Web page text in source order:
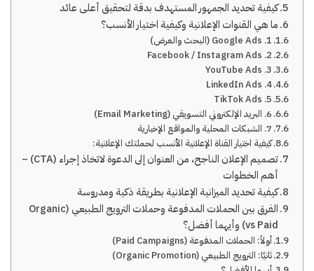
كيفية تحديد الجمهور المستهدف بدقة لتحقيق أعلى عائد
ما هي القنوات الإعلانية وكيفية اختيار الأنسب؟
1. Google Ads (البحث والعرض)
2. Facebook / Instagram Ads
3. YouTube Ads
4. LinkedIn Ads
5. TikTok Ads
6. البريد الإلكتروني التسويقي (Email Marketing)
7. الشبكات المحلية والمواقع الإخبارية
كيفية اختيار القناة الإعلانية الأنسب لحملتك الإعلانية:
تصميم الإعلان الناجح، من العنوان إلى الدعوة لاتخاذ إجراء (CTA) –
أهم الخطوات
كيفية تحديد الميزانية الإعلانية بطريقة ذكية ومدروسة
الفرق بين الحملات المدفوعة وحملات الترويج الطبيعي (Organic
vs Paid) وأيهما أفضل؟
أولاً: الحملات المدفوعة (Paid Campaigns)
ثانيًا: الترويج الطبيعي (Organic Promotion)